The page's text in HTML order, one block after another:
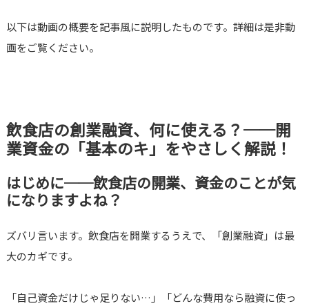
以下は動画の概要を記事風に説明したものです。詳細は是非動
画をご覧ください。
飲食店の創業融資、何に使える？──開
業資金の「基本のキ」をやさしく解説！
はじめに──飲食店の開業、資金のことが気
になりますよね？
ズバリ言います。飲食店を開業するうえで、「創業融資」は最
大のカギです。
「自己資金だけじゃ足りない…」「どんな費用なら融資に使っ